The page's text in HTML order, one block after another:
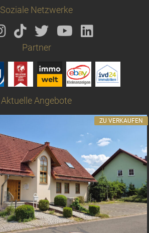
Soziale Netzwerke
Partner
Aktuelle Angebote
ZU VERKAUFEN